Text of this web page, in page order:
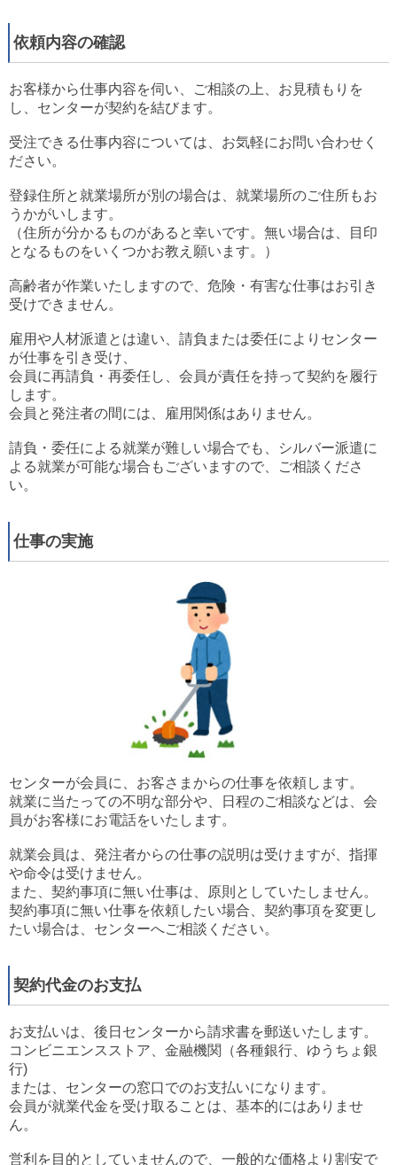
依頼内容の確認
お客様から仕事内容を伺い、ご相談の上、お見積もりを
し、センターが契約を結びます。
受注できる仕事内容については、お気軽にお問い合わせく
ださい。
登録住所と就業場所が別の場合は、就業場所のご住所もお
うかがいします。
（住所が分かるものがあると幸いです。無い場合は、目印
となるものをいくつかお教え願います。）
高齢者が作業いたしますので、危険・有害な仕事はお引き
受けできません。
雇用や人材派遣とは違い、請負または委任によりセンター
が仕事を引き受け、
会員に再請負・再委任し、会員が責任を持って契約を履行
します。
会員と発注者の間には、雇用関係はありません。
請負・委任による就業が難しい場合でも、シルバー派遣に
よる就業が可能な場合もございますので、ご相談くださ
い。
仕事の実施
センターが会員に、お客さまからの仕事を依頼します。
就業に当たっての不明な部分や、日程のご相談などは、会
員がお客様にお電話をいたします。
就業会員は、発注者からの仕事の説明は受けますが、指揮
や命令は受けません。
また、契約事項に無い仕事は、原則としていたしません。
契約事項に無い仕事を依頼したい場合、契約事項を変更し
たい場合は、センターへご相談ください。
契約代金のお支払
お支払いは、後日センターから請求書を郵送いたします。
コンビニエンスストア、金融機関（各種銀行、ゆうちょ銀
行)
または、センターの窓口でのお支払いになります。
会員が就業代金を受け取ることは、基本的にはありませ
ん。
営利を目的としていませんので、一般的な価格より割安で